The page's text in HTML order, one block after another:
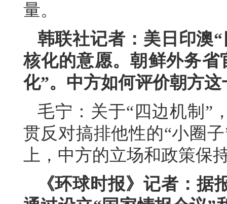
量。
韩联社记者：美日印澳
核化的意愿。朝鲜外务
化”。中方如何评价朝方这
毛宁：关于“四边机制”
贯反对搞排他性的“小圈
上，中方的立场和政策保
《环球时报》记者：